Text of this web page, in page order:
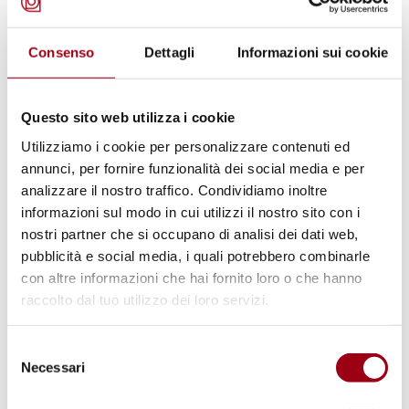
Consenso Dettagli Informazioni sui cookie
Questo sito web utilizza i cookie
Utilizziamo i cookie per personalizzare contenuti ed
annunci, per fornire funzionalità dei social media e per
analizzare il nostro traffico. Condividiamo inoltre
informazioni sul modo in cui utilizzi il nostro sito con i
nostri partner che si occupano di analisi dei dati web,
pubblicità e social media, i quali potrebbero combinarle
con altre informazioni che hai fornito loro o che hanno
raccolto dal tuo utilizzo dei loro servizi.
delNecessari
Liberties Report 2026: the State of
the Rule of Law in Italy
© Human Rights Watch